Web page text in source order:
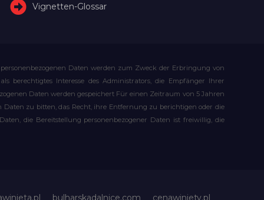
Vignetten-Glossar
Daten werden zum Zweck der Erbringung von
berechtigtes Interesse des Administrators, die Empfänger Ihrer
Daten werden gespeichert Für einen Zeitraum von 5 Jahren
Daten zu bitten, das Recht, ihre Entfernung zu berichtigen oder die
die Bereitstellung personenbezogener Daten ist freiwillig, die
bulharskadalnice.com cenawiniety.pl